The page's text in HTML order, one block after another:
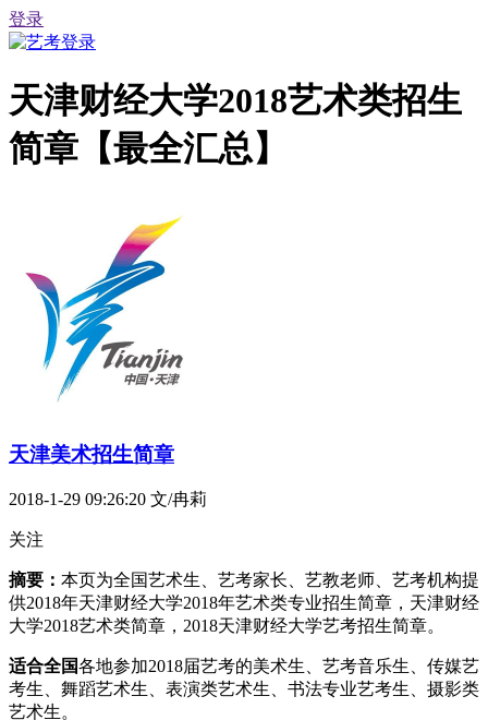
登录
天津财经大学2018艺术类招生
简章【最全汇总】
天津美术招生简章
2018-1-29 09:26:20 文/冉莉
关注
摘要： 本页为全国艺术生、艺考家长、艺教老师、艺考机构提
供2018年天津财经大学2018年艺术类专业招生简章，天津财经
大学2018艺术类简章，2018天津财经大学艺考招生简章。
适合全国各地参加2018届艺考的美术生、艺考音乐生、传媒艺
考生、舞蹈艺术生、表演类艺术生、书法专业艺考生、摄影类
艺术生。